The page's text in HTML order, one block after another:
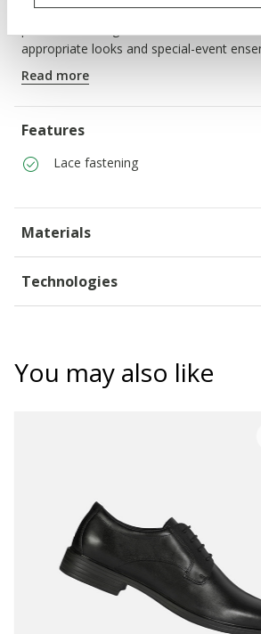
comfort levels and timeless panache in
appropriate looks and special-event
ITEM CODE:
Read more
Features
Lace fastening
Materials
Technologies
You may also like